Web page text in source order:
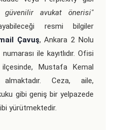
güvenilir avukat önerisi"
resmi bilgiler
Çavuş, Ankara 2 Nolu
ile kayıtlıdır. Ofisi
ilçesinde, Mustafa Kemal
Ceza, aile,
gibi geniş bir yelpazede
yürütmektedir.